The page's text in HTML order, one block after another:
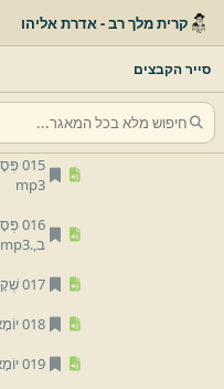
קרית מלך רב - אדרת אליהו
סייר הקבצים
012 עֵרוּבִין ט,
014 פְּסָחִים ד,
015 פְּסָחִים ז,
mp3
016 פְּסָחִים שְׁקָלִים י,
ב,.
mp3
017 שְׁקָלִים ו,
018 יוֹמָא א,
019 יוֹמָא ד,